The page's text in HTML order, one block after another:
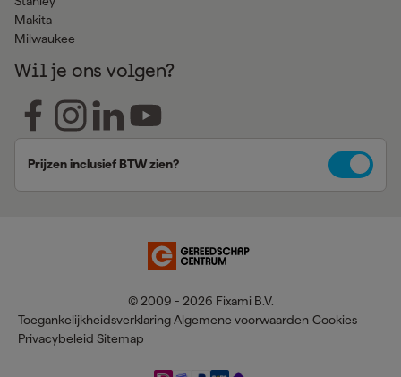
Makita
Milwaukee
Wil je ons volgen?
Prijzen inclusief BTW zien?
© 2009 - 2026 Fixami B.V.
Toegankelijkheidsverklaring Algemene voorwaarden Cookies
Privacybeleid Sitemap